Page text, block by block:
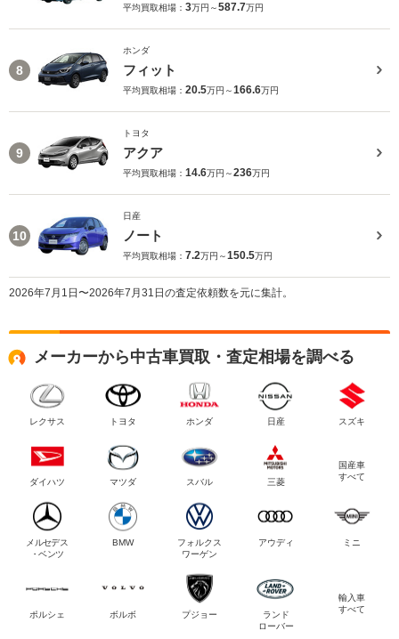
平均買取相場： 3万円～587.7万円
8
ホンダ
フィット
平均買取相場： 20.5万円～166.6万円
9
トヨタ
アクア
平均買取相場： 14.6万円～236万円
10
日産
ノート
平均買取相場： 7.2万円～150.5万円
2026年7月1日〜2026年7月31日の査定依頼数を元に集計。
メーカーから中古車買取・査定相場を調べる
レクサス トヨタ ホンダ 日産 スズキ
ダイハツ マツダ スバル 三菱
国産車
すべて
メルセデス
・ベンツ
BMW
フォルクス
ワーゲン
アウディ ミニ
ポルシェ ボルボ プジョー
ランド
ローバー
輸入車
すべて